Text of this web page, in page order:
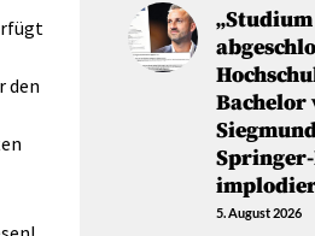
den
Bachelor
5. August 2026